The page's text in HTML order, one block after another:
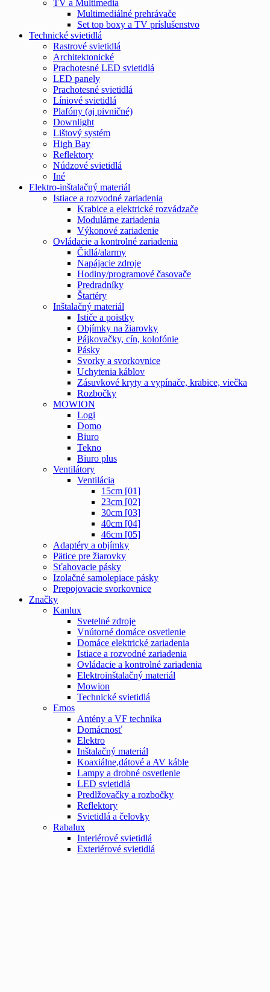
TV a Multimedia
Multimediálné prehrávače
Set top boxy a TV príslušenstvo
Technické svietidlá
Rastrové svietidlá
Architektonické
Prachotesné LED svietidlá
LED panely
Prachotesné svietidlá
Líniové svietidlá
Plafóny (aj pivničné)
Downlight
Lištový systém
High Bay
Reflektory
Núdzové svietidlá
Iné
Elektro-inštalačný materiál
Istiace a rozvodné zariadenia
Krabice a elektrické rozvádzače
Modulárne zariadenia
Výkonové zariadenie
Ovládacie a kontrolné zariadenia
Čidlá/alarmy
Napájacie zdroje
Hodiny/programové časovače
Predradníky
Štartéry
Inštalačný materiál
Ističe a poistky
Objímky na žiarovky
Pájkovačky, cín, kolofónie
Pásky
Svorky a svorkovnice
Uchytenia káblov
Zásuvkové kryty a vypínače, krabice, viečka
Rozbočky
MOWION
Logi
Domo
Biuro
Tekno
Biuro plus
Ventilátory
Ventilácia
15cm [01]
23cm [02]
30cm [03]
40cm [04]
46cm [05]
Adaptéry a objímky
Pätice pre žiarovky
Sťahovacie pásky
Izolačné samolepiace pásky
Prepojovacie svorkovnice
Značky
Kanlux
Svetelné zdroje
Vnútorné domáce osvetlenie
Domáce elektrické zariadenia
Istiace a rozvodné zariadenia
Ovládacie a kontrolné zariadenia
Elektroinštalačný materiál
Mowion
Technické svietidlá
Emos
Antény a VF technika
Domácnosť
Elektro
Inštalačný materiál
Koaxiálne,dátové a AV káble
Lampy a drobné osvetlenie
LED svietidlá
Predlžovačky a rozbočky
Reflektory
Svietidlá a čelovky
Rabalux
Interiérové svietidlá
Exteriérové svietidlá